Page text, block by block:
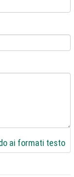
ai formati testo